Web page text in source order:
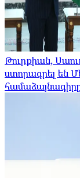
Թուրքիան,
ստորագրել են